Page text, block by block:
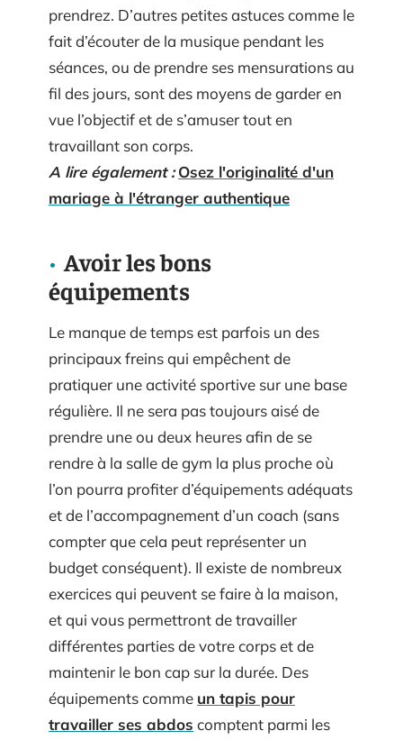
prendrez. D’autres petites astuces comme le
fait d’écouter de la musique pendant les
séances, ou de prendre ses mensurations au
fil des jours, sont des moyens de garder en
vue l’objectif et de s’amuser tout en
travaillant son corps.
A lire également : Osez l'originalité d'un
mariage à l'étranger authentique
Avoir les bons
équipements
Le manque de temps est parfois un des
principaux freins qui empêchent de
pratiquer une activité sportive sur une base
régulière. Il ne sera pas toujours aisé de
prendre une ou deux heures afin de se
rendre à la salle de gym la plus proche où
l’on pourra profiter d’équipements adéquats
et de l’accompagnement d’un coach (sans
compter que cela peut représenter un
budget conséquent). Il existe de nombreux
exercices qui peuvent se faire à la maison,
et qui vous permettront de travailler
différentes parties de votre corps et de
maintenir le bon cap sur la durée. Des
équipements comme un tapis pour
travailler ses abdos comptent parmi les